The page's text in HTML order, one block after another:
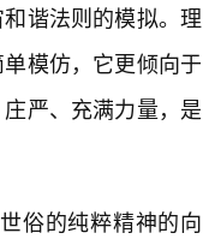
谐法则的模拟。理
模仿，它更倾向于
严、充满力量，是
俗的纯粹精神的向